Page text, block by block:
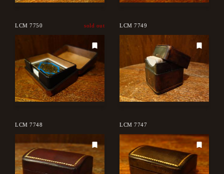
LCM 7750 sold out LCM 7749
LCM 7748 LCM 7747